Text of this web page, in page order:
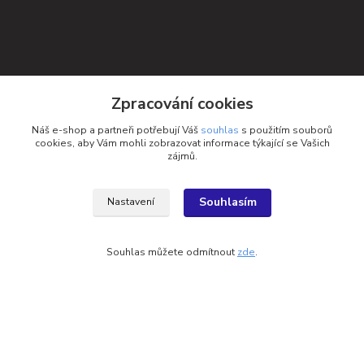
Zpracování cookies
Náš e-shop a partneři potřebují Váš souhlas s použitím souborů
cookies, aby Vám mohli zobrazovat informace týkající se Vašich
zájmů.
Nastavení Souhlasím
Souhlas můžete odmítnout zde.